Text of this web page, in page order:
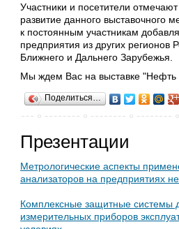
Участники и посетители
развитие данного выставочного
к постоянным участникам
предприятия из других регионов
Ближнего и Дальнего Зарубежья.
Мы ждем Вас на выставке "Нефть
Поделиться…
Презентации
Метрологические аспекты
анализаторов на предприятиях
Комплексные защитные системы
измерительных приборов